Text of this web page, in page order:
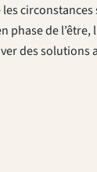
phase de l’être,
des solutions